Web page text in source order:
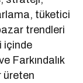
tüketici
trendleri
içinde
Farkındalık
üreten